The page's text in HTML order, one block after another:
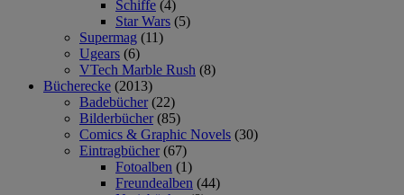
Schiffe (4)
Star Wars (5)
Supermag (11)
Ugears (6)
VTech Marble Rush (8)
Bücherecke (2013)
Badebücher (22)
Bilderbücher (85)
Comics & Graphic Novels (30)
Eintragbücher (67)
Fotoalben (1)
Freundealben (44)